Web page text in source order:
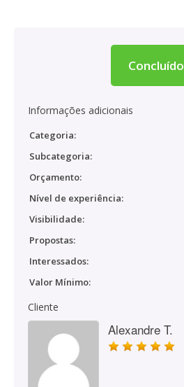
Concluído
Informações adicionais
Categoria:
Subcategoria:
Orçamento:
Nível de experiência:
Visibilidade:
Propostas:
Interessados:
Valor Mínimo:
Cliente
Alexandre T.